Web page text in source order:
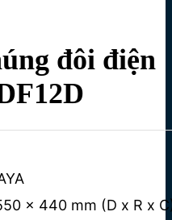
đôi điện
x 440 mm (D x R x